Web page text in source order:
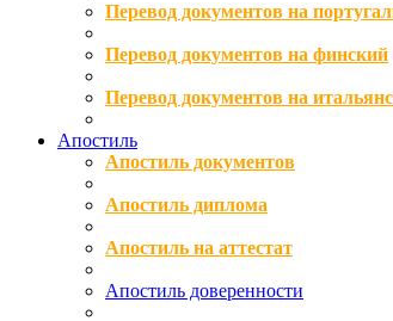
Перевод документов на
Перевод документов на финский
Перевод документов на
Апостиль
Апостиль документов
Апостиль диплома
Апостиль на аттестат
Апостиль доверенности